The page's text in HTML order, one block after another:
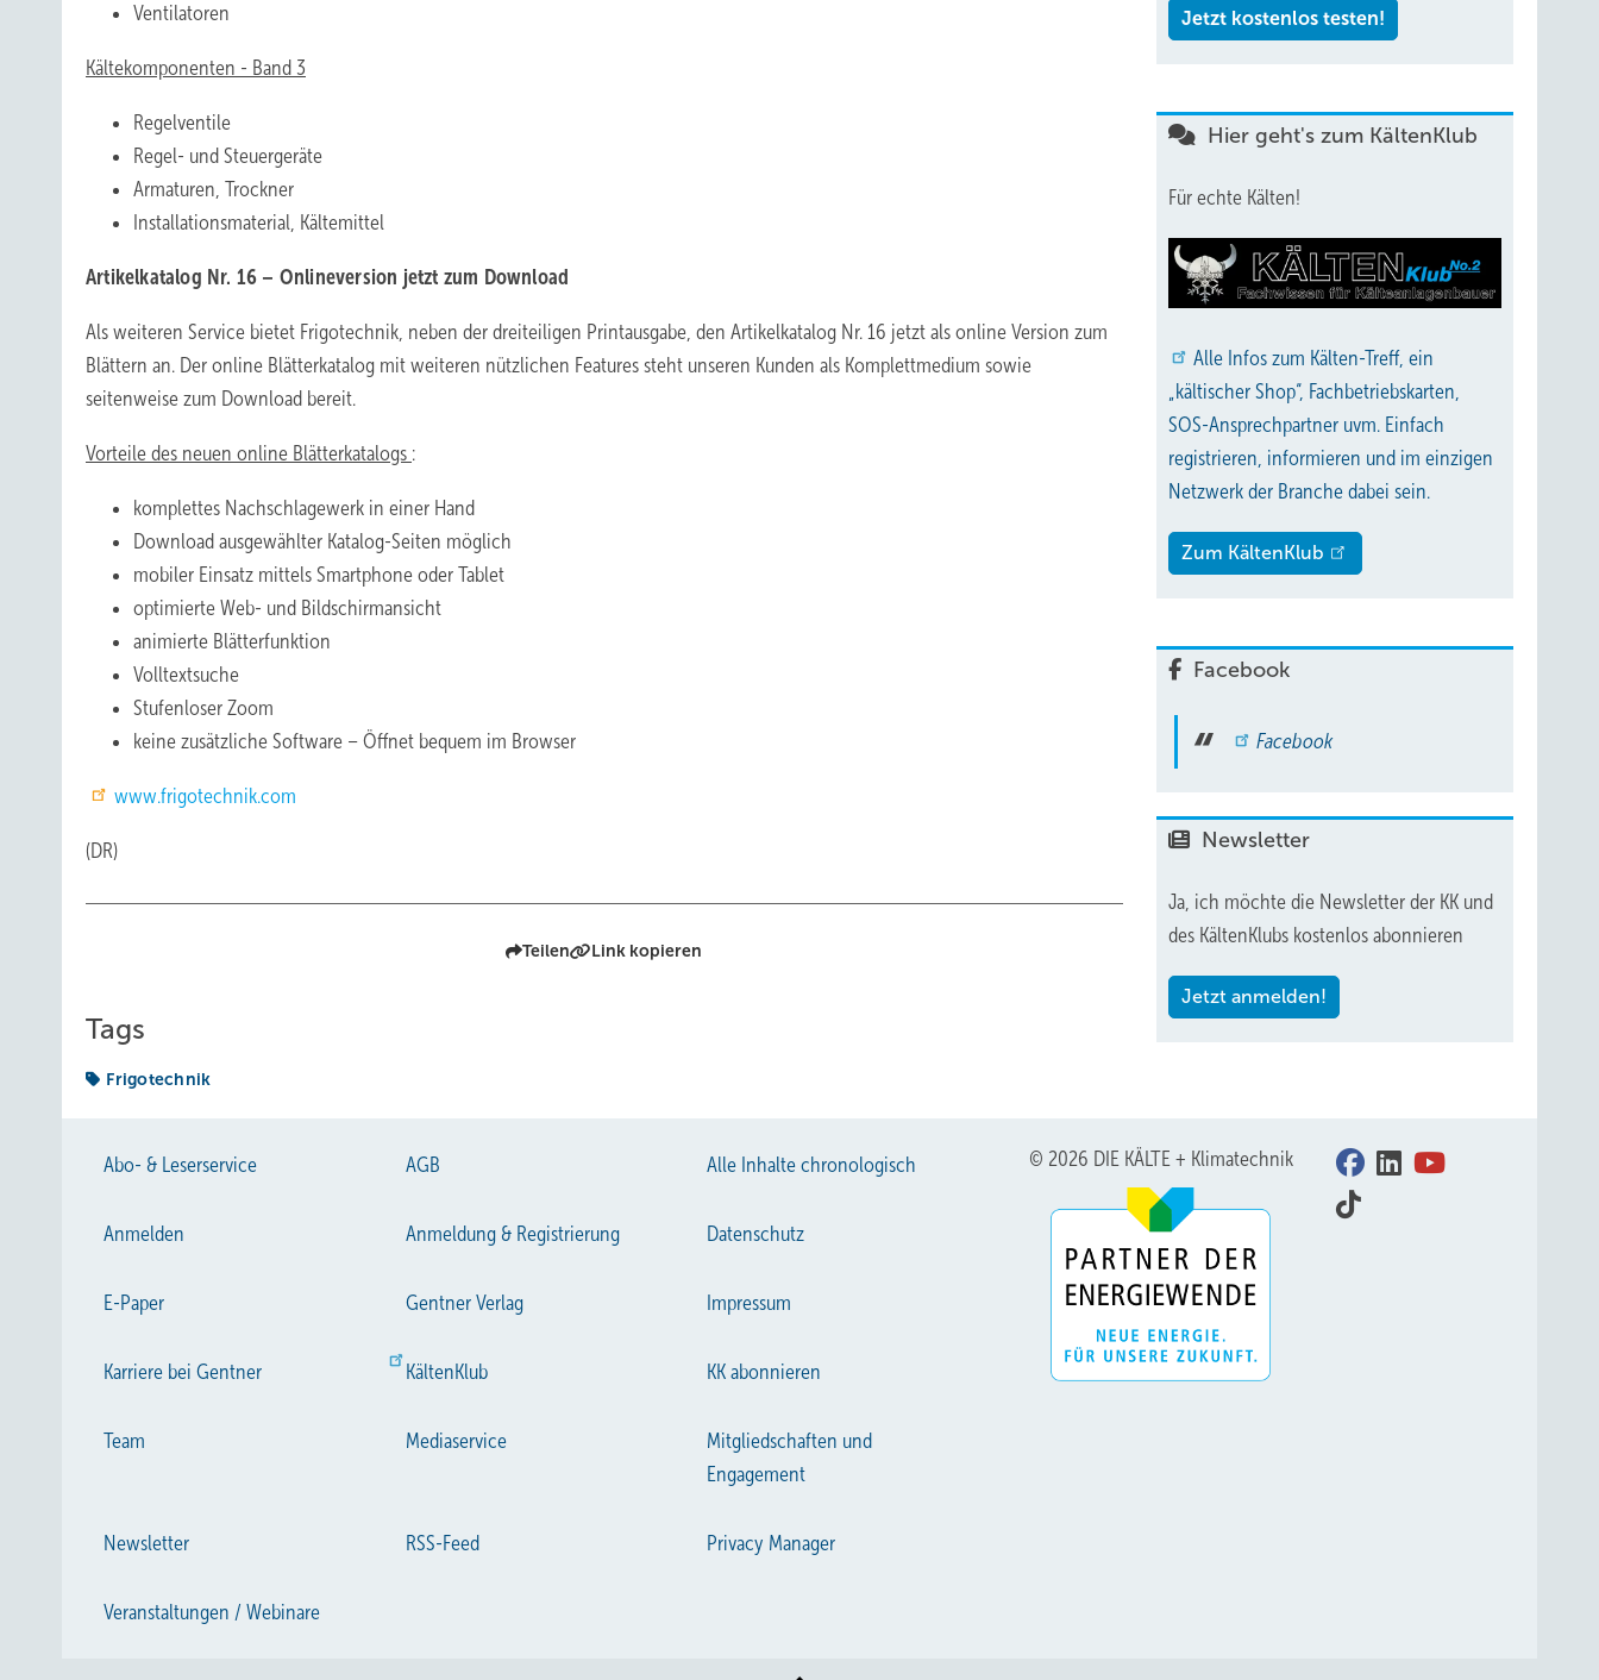
Ventilatoren
Kältekomponenten - Band 3
Regelventile
Regel- und Steuergeräte
Armaturen, Trockner
Installationsmaterial, Kältemittel
Artikelkatalog Nr. 16 – Onlineversion jetzt zum Download
Als weiteren Service bietet Frigotechnik, neben der dreiteiligen Printausgabe, den Artikelkatalog Nr. 16 jetzt als online Version zum
Blättern an. Der online Blätterkatalog mit weiteren nützlichen Features steht unseren Kunden als Komplettmedium sowie
seitenweise zum Download bereit.
Vorteile des neuen online Blätterkatalogs :
komplettes Nachschlagewerk in einer Hand
Download ausgewählter Katalog-Seiten möglich
mobiler Einsatz mittels Smartphone oder Tablet
optimierte Web- und Bildschirmansicht
animierte Blätterfunktion
Volltextsuche
Stufenloser Zoom
keine zusätzliche Software – Öffnet bequem im Browser
www.frigotechnik.com
(DR)
Teilen Link kopieren
Tags
Frigotechnik
Jetzt kostenlos testen!
Hier geht's zum KältenKlub
Für echte Kälten!
Alle Infos zum Kälten-Treff, ein
„kältischer Shop“, Fachbetriebskarten,
SOS-Ansprechpartner uvm. Einfach
registrieren, informieren und im einzigen
Netzwerk der Branche dabei sein.
Zum KältenKlub
Facebook
Facebook
Newsletter
Ja, ich möchte die Newsletter der KK und
des KältenKlubs kostenlos abonnieren
Jetzt anmelden!
Abo- & Leserservice AGB Alle Inhalte chronologisch
Anmelden Anmeldung & Registrierung Datenschutz
E-Paper Gentner Verlag Impressum
Karriere bei Gentner KältenKlub KK abonnieren
Team Mediaservice
Mitgliedschaften und
Engagement
Newsletter RSS-Feed Privacy Manager
Veranstaltungen / Webinare
© 2026 DIE KÄLTE + Klimatechnik